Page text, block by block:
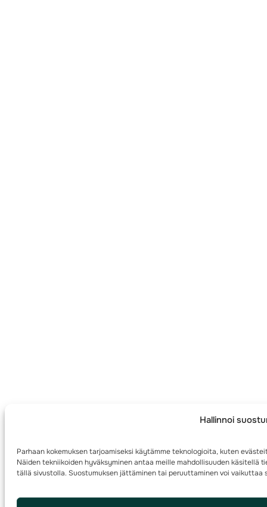
Hallinnoi
Parhaan kokemuksen tarjoamiseksi käytämme teknologioita, kuten
Näiden tekniikoiden hyväksyminen antaa meille mahdollisuuden
tällä sivustolla. Suostumuksen jättäminen tai peruuttaminen voi vaikuttaa